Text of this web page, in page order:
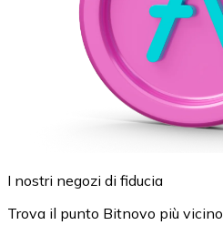
I nostri negozi di fiducia
Trova il punto Bitnovo più vicino